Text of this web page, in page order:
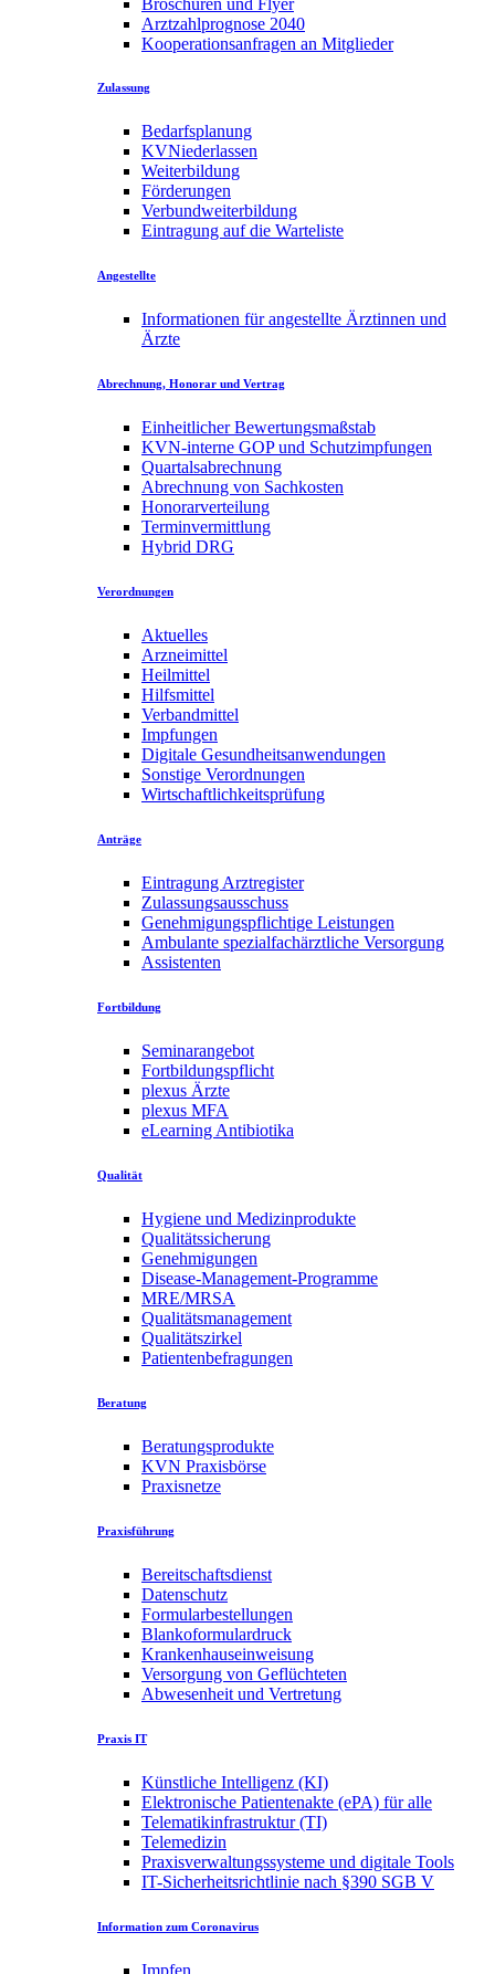
Arztzahlprognose 2040
Kooperationsanfragen an Mitglieder
Zulassung
Bedarfsplanung
KVNiederlassen
Weiterbildung
Förderungen
Verbundweiterbildung
Eintragung auf die Warteliste
Angestellte
Informationen für angestellte Ärztinnen und
Ärzte
Abrechnung, Honorar und Vertrag
Einheitlicher Bewertungsmaßstab
KVN-interne GOP und Schutzimpfungen
Quartalsabrechnung
Abrechnung von Sachkosten
Honorarverteilung
Terminvermittlung
Hybrid DRG
Verordnungen
Aktuelles
Arzneimittel
Heilmittel
Hilfsmittel
Verbandmittel
Impfungen
Digitale Gesundheitsanwendungen
Sonstige Verordnungen
Wirtschaftlichkeitsprüfung
Anträge
Eintragung Arztregister
Zulassungsausschuss
Genehmigungspflichtige Leistungen
Ambulante spezialfachärztliche Versorgung
Assistenten
Fortbildung
Seminarangebot
Fortbildungspflicht
plexus Ärzte
plexus MFA
eLearning Antibiotika
Qualität
Hygiene und Medizinprodukte
Qualitätssicherung
Genehmigungen
Disease-Management-Programme
MRE/MRSA
Qualitätsmanagement
Qualitätszirkel
Patientenbefragungen
Beratung
Beratungsprodukte
KVN Praxisbörse
Praxisnetze
Praxisführung
Bereitschaftsdienst
Datenschutz
Formularbestellungen
Blankoformulardruck
Krankenhauseinweisung
Versorgung von Geflüchteten
Abwesenheit und Vertretung
Praxis IT
Künstliche Intelligenz (KI)
Elektronische Patientenakte (ePA) für alle
Telematikinfrastruktur (TI)
Telemedizin
Praxisverwaltungssysteme und digitale Tools
IT-Sicherheitsrichtlinie nach §390 SGB V
Information zum Coronavirus
Impfen